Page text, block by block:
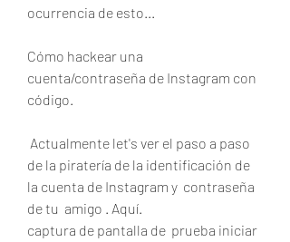
ocurrencia de esto...
Cómo hackear una
cuenta/contraseña de Instagram con
código.
de la piratería de la identificación de
la cuenta de Instagram y  contraseña
de tu  amigo . Aquí.
captura de pantalla de  prueba iniciar